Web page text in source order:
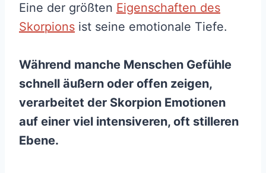
Eine der größten Eigenschaften des
Skorpions ist seine emotionale Tiefe.
Während manche Menschen Gefühle
schnell äußern oder offen zeigen,
verarbeitet der Skorpion Emotionen
auf einer viel intensiveren, oft stilleren
Ebene.